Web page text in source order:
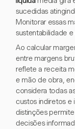
sucedidas
Monitorar essas
sustentabilidade
Ao calcular
entre margens
reflete a receita
e mão de obra,
considera todas
custos indiretos e
distinções
decisões